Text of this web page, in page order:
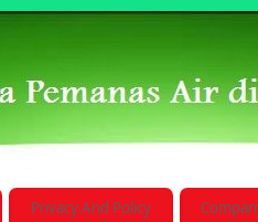
Privacy And Policy